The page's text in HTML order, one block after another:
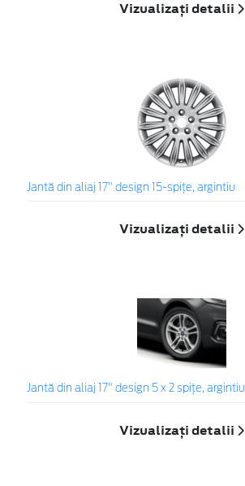
Vizualizați detalii
Jantă din aliaj 17" design 15-spiţe, argintiu
Vizualizați detalii
Jantă din aliaj 17" design 5 x 2 spiţe, argintiu
Vizualizați detalii